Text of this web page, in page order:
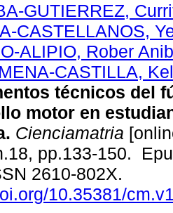
GUTIERREZ,
CASTELLANOS,
ALIPIO, Rober
CASTILLA,
técnicos del
motor en
Cienciamatria
pp.133-150.
2610-802X.
10.35381/